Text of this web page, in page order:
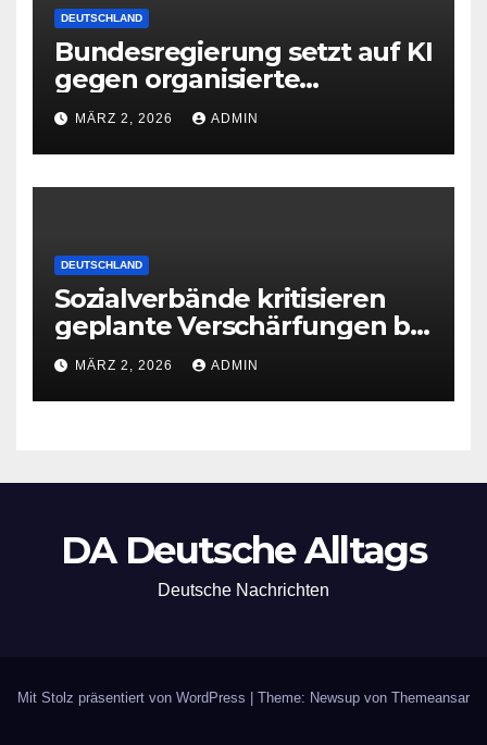
DEUTSCHLAND
Bundesregierung setzt auf KI
gegen organisierte
Kriminalität
MÄRZ 2, 2026 ADMIN
DEUTSCHLAND
Sozialverbände kritisieren
geplante Verschärfungen bei
der Grundsicherung
MÄRZ 2, 2026 ADMIN
DA Deutsche Alltags
Deutsche Nachrichten
Mit Stolz präsentiert von WordPress | Theme: Newsup von Themeansar